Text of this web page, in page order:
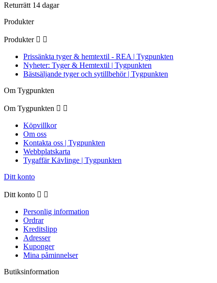
Returrätt 14 dagar
Produkter
Produkter  
Prissänkta tyger & hemtextil - REA | Tygpunkten
Nyheter: Tyger & Hemtextil | Tygpunkten
Bästsäljande tyger och sytillbehör | Tygpunkten
Om Tygpunkten
Om Tygpunkten  
Köpvillkor
Om oss
Kontakta oss | Tygpunkten
Webbplatskarta
Tygaffär Kävlinge | Tygpunkten
Ditt konto
Ditt konto  
Personlig information
Ordrar
Kreditslipp
Adresser
Kuponger
Mina påminnelser
Butiksinformation